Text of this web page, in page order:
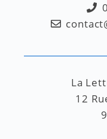
La
12